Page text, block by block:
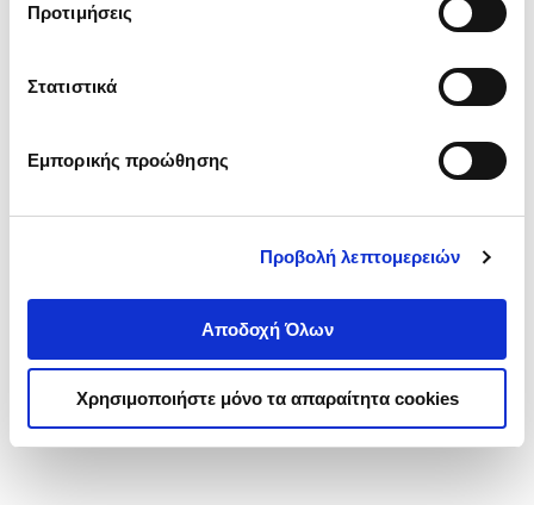
Προτιμήσεις
Στατιστικά
Εμπορικής προώθησης
Προβολή λεπτομερειών
Αποδοχή Όλων
Χρησιμοποιήστε μόνο τα απαραίτητα cookies